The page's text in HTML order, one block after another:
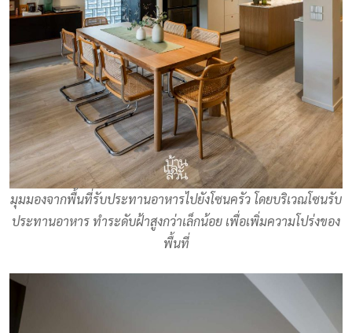
มุมมองจากพื้นที่รับประทานอาหารไปยังโซนครัว โดยบริเวณโซนรับ
ประทานอาหาร ทำระดับฝ้าสูงกว่าเล็กน้อย เพื่อเพิ่มความโปร่งของ
พื้นที่